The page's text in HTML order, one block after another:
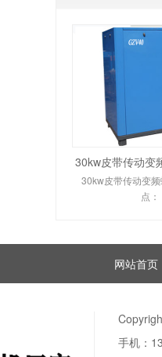
30kw皮带传动变
30kw皮带传动变
点：
网站首页
手机：